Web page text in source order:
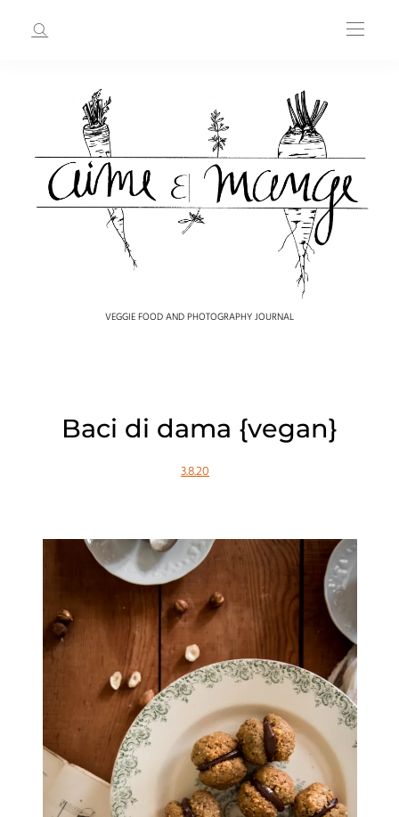
VEGGIE FOOD AND PHOTOGRAPHY JOURNAL
Baci di dama {vegan}
3.8.20